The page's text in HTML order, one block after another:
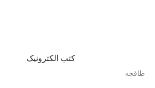
کتب الکترونیک
طاقچه